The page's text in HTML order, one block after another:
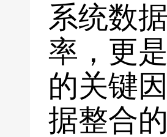
系统数
率，更
的关键
据整合